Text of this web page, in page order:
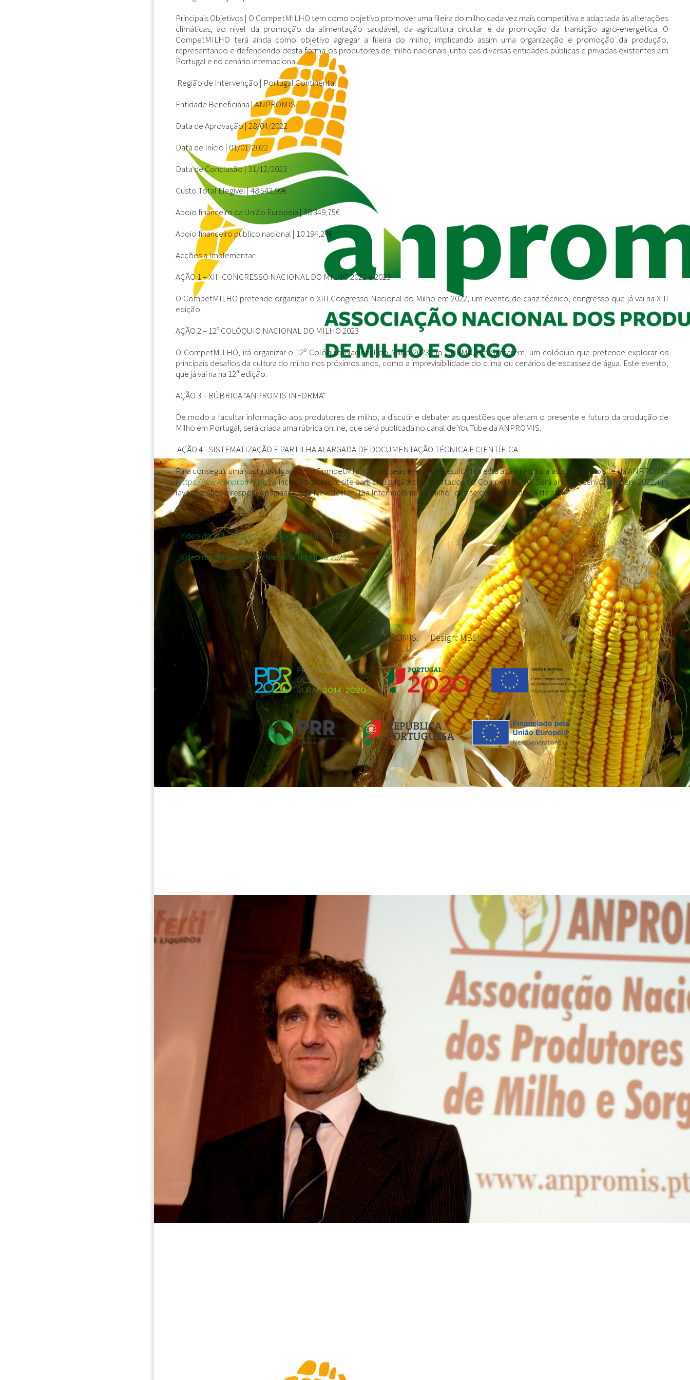
Principais Objetivos | O CompetMILHO tem como objetivo promover uma fileira do milho cada vez mais competitiva e adaptada às alterações
climáticas, ao nível da promoção da alimentação saudável, da agricultura circular e da promoção da transição agro-energética. O
CompetMILHO terá ainda como objetivo agregar a fileira do milho, implicando assim uma organização e promoção da produção,
representando e defendendo desta forma os produtores de milho nacionais junto das diversas entidades públicas e privadas existentes em
Portugal e no cenário internacional.
Região de Intervenção | Portugal Continental
Entidade Beneficiária |ANPROMIS
Data de Aprovação |28/04/2022
Data de Início | 01/01/2022
Data de Conclusão |31/12/2023
Custo Total Elegível |48 543,99€
Apoio financeiro da União Europeia |38 349,75€
Apoio financeiro público nacional | 10 194,24€
Acções a Implementar:
AÇÃO 1 – XIII CONGRESSO NACIONAL DO MILHO 2022 e 2023
O CompetMILHO pretende organizar o XIII Congresso Nacional do Milho em 2022, um evento de cariz técnico, congresso que já vai na XIII
edição.
AÇÃO 2 – 12º COLÓQUIO NACIONAL DO MILHO 2023
O CompetMILHO, irá organizar o 12º Colóquio Nacional do Milho 2023, no CNEMA, em Santarém, um colóquio que pretende explorar os
principais desafios da cultura do milho nos próximos anos, como a imprevisibilidade do clima ou cenários de escassez de água. Este evento,
que já vai na na 12ª edição.
AÇÃO 3 – RÚBRICA "ANPROMIS INFORMA"
De modo a facultar informação aos produtores de milho, a discutir e debater as questões que afetam o presente e futuro da produção de
Milho em Portugal, será criada uma rúbrica online, que será publicada no canal de YouTube da ANPROMIS.
AÇÃO 4 - SISTEMATIZAÇÃO E PARTILHA ALARGADA DE DOCUMENTAÇÃO TÉCNICA E CIENTÍFICA
Para conseguir uma vasta divulgação do CompetMILHO, dos seus eventos e resultados esta ação incluirá a adaptação do site da ANPROMIS
(https://www.anpromis.pt/) e inclusão de microsite para divulgação dos resultados do CompetMILHO. Será ainda desenvolvido, em 2022, um
layout gráfico e respetiva paginação da Newsletter “Dia Internacional do Milho” que se celebra no dia 24 de abril.
Produtos do Projeto
Vídeo do XIII Congresso Nacional do Milho 2022
_Vídeo do XIV Congresso Nacional do Milho 2023
© ANPROMIS. Design: MBSI